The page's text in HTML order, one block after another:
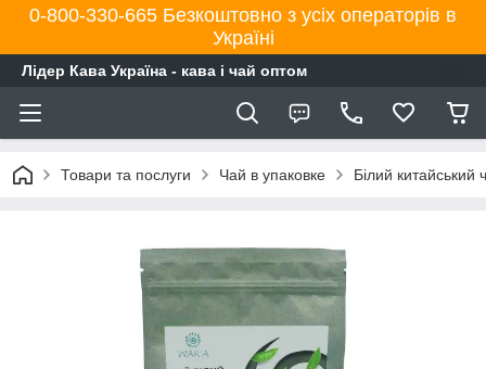
0-800-330-665 Безкоштовно з усіх операторів в
Україні
Лідер Кава Україна - кава і чай оптом
Товари та послуги Чай в упаковке Білий китайський